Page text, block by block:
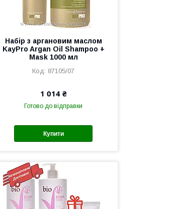
Набір з аргановим маслом
KayPro Argan Oil Shampoo +
Mask 1000 мл
87105/07
1 014 ₴
Готово до відправки
Купити